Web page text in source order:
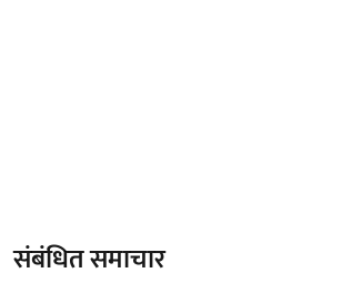
संबंधित समाचार